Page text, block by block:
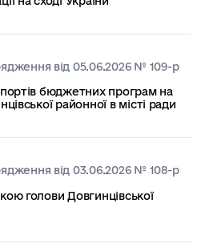
від 05.06.2026 № 109-р
бюджетних програм на
районної в місті ради
від 03.06.2026 № 108-р
голови Довгинцівської